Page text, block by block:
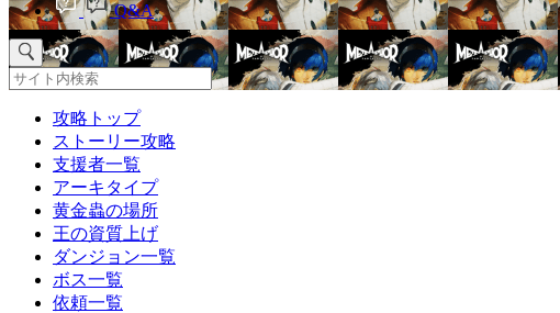
Q&A
攻略トップ
ストーリー攻略
支援者一覧
アーキタイプ
黄金蟲の場所
王の資質上げ
ダンジョン一覧
ボス一覧
依頼一覧